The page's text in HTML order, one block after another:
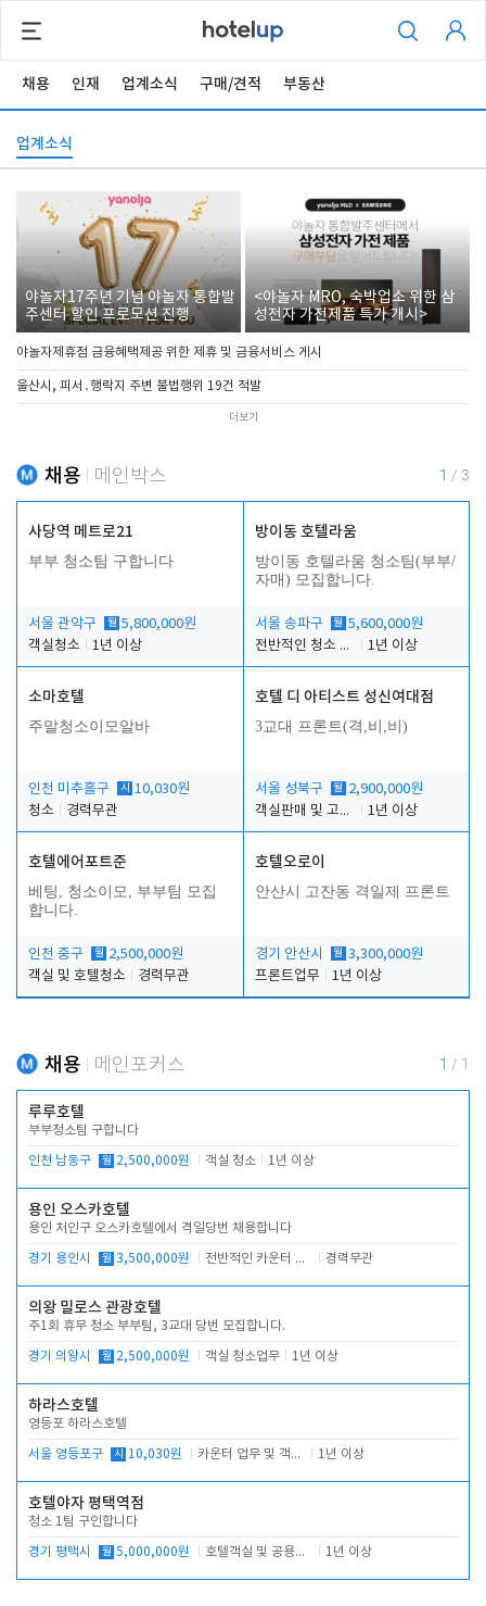
채용 인재 업계소식 구매/견적 부동산
업계소식
야놀자17주년 기념 야놀자 통합발
주센터 할인 프로모션 진행
<야놀자 MRO, 숙박업소 위한 삼
성전자 가전제품 특가 개시>
야놀자제휴점 금융혜택제공 위한 제휴 및 금융서비스 게시
울산시, 피서․행락지 주변 불법행위 19건 적발
더보기
채용 메인박스 1 / 3
사당역 메트로21
부부 청소팀 구합니다
서울 관악구 월 5,800,000원
객실청소
1년 이상
방이동 호텔라움
방이동 호텔라움 청소팀(부부/
자매) 모집합니다.
서울 송파구 월 5,600,000원
전반적인 청소 업무(객실청소.객실정리)
1년 이상
소마호텔
주말청소이모알바
인천 미추홀구 시 10,030원
청소
경력무관
호텔 디 아티스트 성신여대점
3교대 프론트(격,비,비)
서울 성북구 월 2,900,000원
객실판매 및 고객응대
1년 이상
호텔에어포트준
베팅, 청소이모, 부부팀 모집
합니다.
인천 중구 월 2,500,000원
객실 및 호텔청소
경력무관
호텔오로이
안산시 고잔동 격일제 프론트
경기 안산시 월 3,300,000원
프론트업무
1년 이상
채용 메인포커스 1 / 1
루루호텔
부부청소팀 구합니다
인천 남동구 월 2,500,000원 객실 청소 1년 이상
용인 오스카호텔
용인 처인구 오스카호텔에서 격일당번 채용합니다
경기 용인시 월 3,500,000원 전반적인 카운터 업무 경력무관
의왕 밀로스 관광호텔
주1회 휴무 청소 부부팀, 3교대 당번 모집합니다.
경기 의왕시 월 2,500,000원 객실 청소업무 1년 이상
하라스호텔
영등포 하라스호텔
서울 영등포구 시 10,030원 카운터 업무 및 객실관리(청소상태 확인, 객실판매) 1년 이상
호텔야자 평택역점
청소 1팀 구인합니다
경기 평택시 월 5,000,000원 호텔객실 및 공용시설 청소 관리 1년 이상